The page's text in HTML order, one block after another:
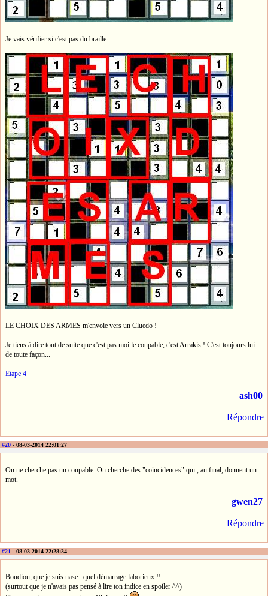
Je vais vérifier si c'est pas du braille...
LE CHOIX DES ARMES m'envoie vers un Cluedo !
Je tiens à dire tout de suite que c'est pas moi le coupable, c'est Arrakis ! C'est toujours lui
de toute façon...
Etape 4
ash00
Répondre
#20 - 08-03-2014 22:01:27
On ne cherche pas un coupable. On cherche des "coïncidences" qui , au final, donnent un
mot.
gwen27
Répondre
#21 - 08-03-2014 22:28:34
Boudiou, que je suis nase : quel démarrage laborieux !!
(surtout que je n'avais pas pensé à lire ton indice en spoiler ^^)